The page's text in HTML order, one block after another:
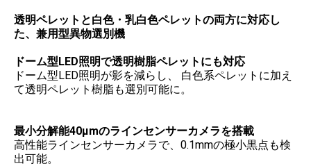
透明ペレットと白色・乳白色ペレットの両方に対応し
た、兼用型異物選別機
ドーム型LED照明で透明樹脂ペレットにも対応
ドーム型LED照明が影を減らし、 白色系ペレットに加え
て透明ペレット樹脂も選別可能に。
最小分解能40µmのラインセンサーカメラを搭載
高性能ラインセンサーカメラで、0.1mmの極小黒点も検
出可能。